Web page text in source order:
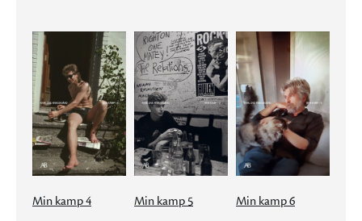
Min kamp 4 Min kamp 5 Min kamp 6